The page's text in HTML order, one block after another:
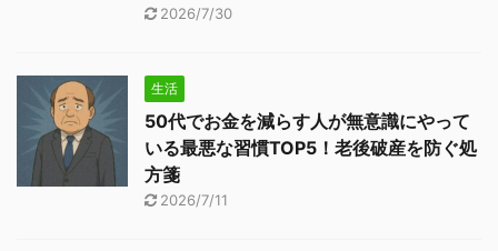
2026/7/30
生活
50代でお金を減らす人が無意識にやって
いる最悪な習慣TOP5！老後破産を防ぐ処
方箋
2026/7/11